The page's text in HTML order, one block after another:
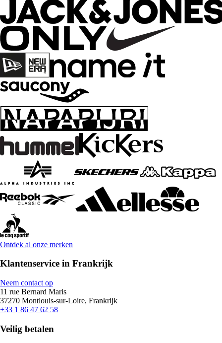
Ontdek al onze merken
Klantenservice in Frankrijk
Neem contact op
11 rue Bernard Maris
37270 Montlouis-sur-Loire, Frankrijk
+33 1 86 47 62 58
Veilig betalen